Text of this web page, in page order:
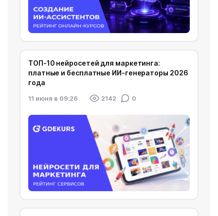
ТОП-10 нейросетей для маркетинга:
платные и бесплатные ИИ-генераторы 2026
года
11 июня в 09:26 2142 0